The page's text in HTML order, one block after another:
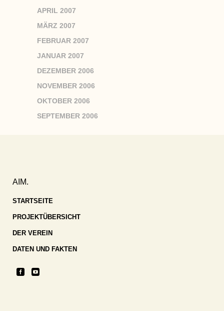
APRIL 2007
MÄRZ 2007
FEBRUAR 2007
JANUAR 2007
DEZEMBER 2006
NOVEMBER 2006
OKTOBER 2006
SEPTEMBER 2006
AIM.
STARTSEITE
PROJEKTÜBERSICHT
DER VEREIN
DATEN UND FAKTEN